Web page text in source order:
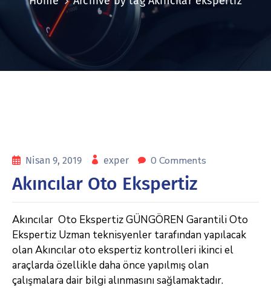
Nisan 9, 2019 exper 0 Comments
Akıncılar Oto Ekspertiz
Akıncılar Oto Ekspertiz GÜNGÖREN Garantili Oto
Ekspertiz Uzman teknisyenler tarafından yapılacak
olan Akıncılar oto ekspertiz kontrolleri ikinci el
araçlarda özellikle daha önce yapılmış olan
çalışmalara dair bilgi alınmasını sağlamaktadır.